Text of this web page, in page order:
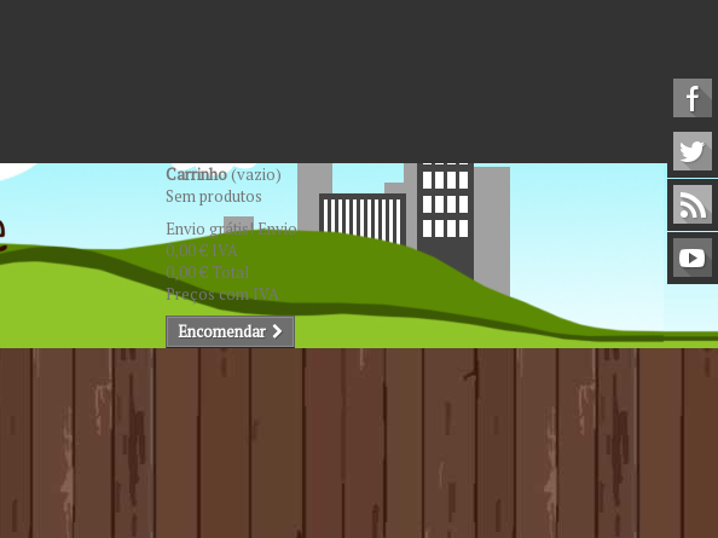
Carrinho(vazio)
Sem produtos
Envio grátis!Envio
0,00 € IVA
0,00 €Total
Preços com IVA
Encomendar